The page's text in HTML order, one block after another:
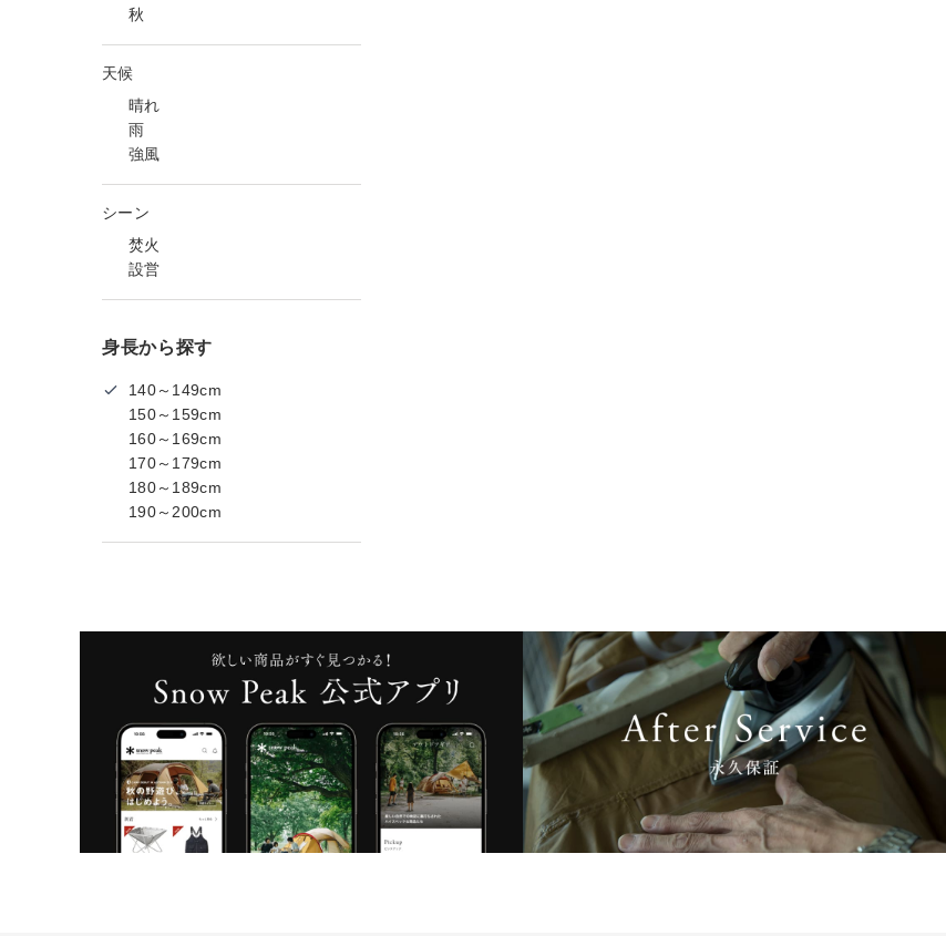
秋
天候
晴れ
雨
強風
シーン
焚火
設営
身長から探す
140～149cm
150～159cm
160～169cm
170～179cm
180～189cm
190～200cm